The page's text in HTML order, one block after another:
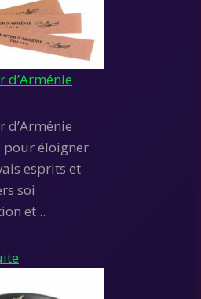
d’Arménie
d’Arménie
pour éloigner
esprits et
soi
et...